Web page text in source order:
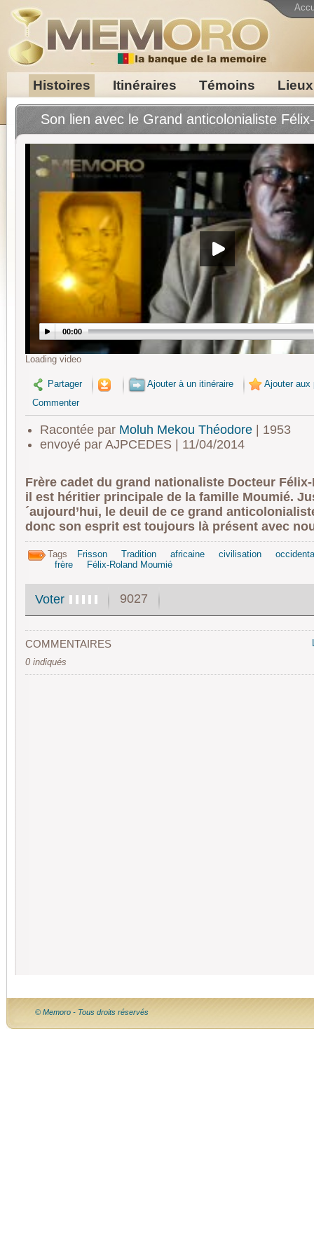
Histoires Itinéraires Témoins Lieux
Son lien avec le Grand anticolonialiste
00:00
Loading video
Partager Ajouter à un itinéraire
Ajouter aux
Commenter
Racontée par Moluh Mekou Théodore| 1953
envoyé par AJPCEDES | 11/04/2014
Frère cadet du grand nationaliste Docteur
il est héritier principale de la famille Moumié.
´aujourd’hui, le deuil de ce grand
donc son esprit est toujours là présent avec
Tags Frisson Tradition africaine civilisation
frère
Félix-Roland Moumié
Voter 9027
COMMENTAIRES
0 indiqués
© Memoro - Tous droits réservés